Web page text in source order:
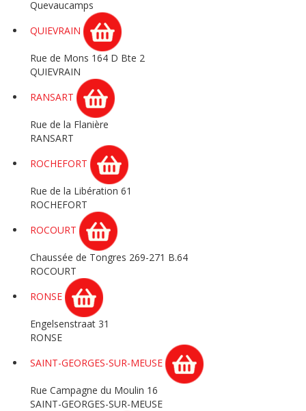
Quevaucamps
QUIEVRAIN
Rue de Mons 164 D Bte 2
QUIEVRAIN
RANSART
Rue de la Flanière
RANSART
ROCHEFORT
Rue de la Libération 61
ROCHEFORT
ROCOURT
Chaussée de Tongres 269-271 B.64
ROCOURT
RONSE
Engelsenstraat 31
RONSE
SAINT-GEORGES-SUR-MEUSE
Rue Campagne du Moulin 16
SAINT-GEORGES-SUR-MEUSE